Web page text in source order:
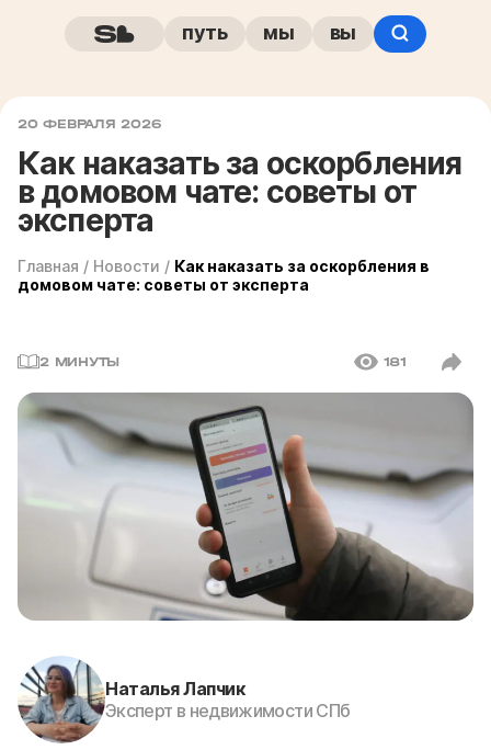
путь мы вы
20 ФЕВРАЛЯ 2026
Как наказать за оскорбления
в домовом чате: советы от
эксперта
Главная / Новости / Как наказать за оскорбления в
домовом чате: советы от эксперта
2 МИНУТЫ 181
Наталья Лапчик
Эксперт в недвижимости СПб